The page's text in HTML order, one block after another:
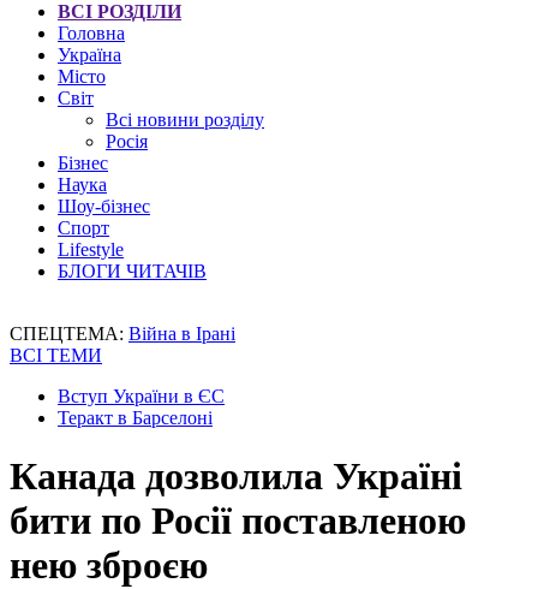
ВСІ РОЗДІЛИ
Головна
Україна
Місто
Світ
Всі новини розділу
Росія
Бізнес
Наука
Шоу-бізнес
Спорт
Lifestyle
БЛОГИ ЧИТАЧІВ
СПЕЦТЕМА: Війна в Ірані
ВСІ ТЕМИ
Вступ України в ЄС
Теракт в Барселоні
Канада дозволила Україні
бити по Росії поставленою
нею зброєю